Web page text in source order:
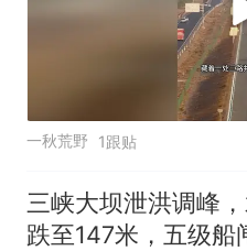
一秋荒野 1跟贴
三峡大坝泄洪调峰
跌至147米，五级船